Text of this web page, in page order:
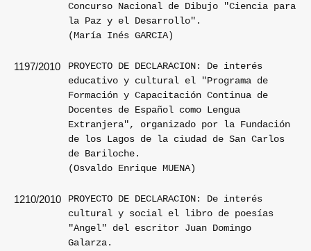
Concurso Nacional de Dibujo "Ciencia para
la Paz y el Desarrollo".
(María Inés GARCIA)
1197/2010
PROYECTO DE DECLARACION: De interés
educativo y cultural el "Programa de
Formación y Capacitación Continua de
Docentes de Español como Lengua
Extranjera", organizado por la Fundación
de los Lagos de la ciudad de San Carlos
de Bariloche.
(Osvaldo Enrique MUENA)
1210/2010
PROYECTO DE DECLARACION: De interés
cultural y social el libro de poesías
"Angel" del escritor Juan Domingo
Galarza.